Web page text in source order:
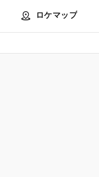
ロケマップ